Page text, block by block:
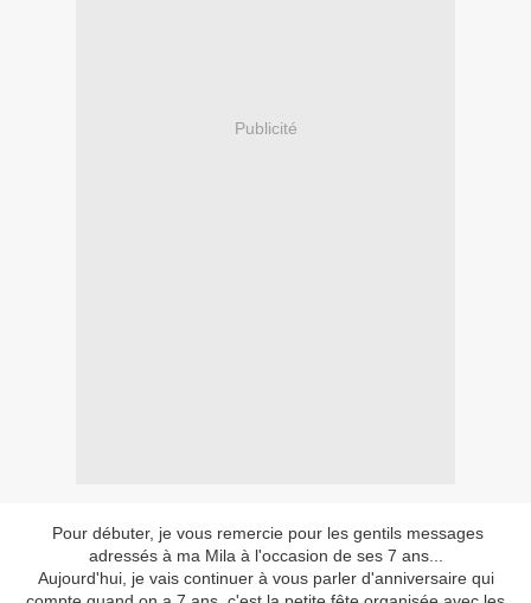
Publicité
Pour débuter, je vous remercie pour les gentils messages
adressés à ma Mila à l'occasion de ses 7 ans...
Aujourd'hui, je vais continuer à vous parler d'anniversaire qui